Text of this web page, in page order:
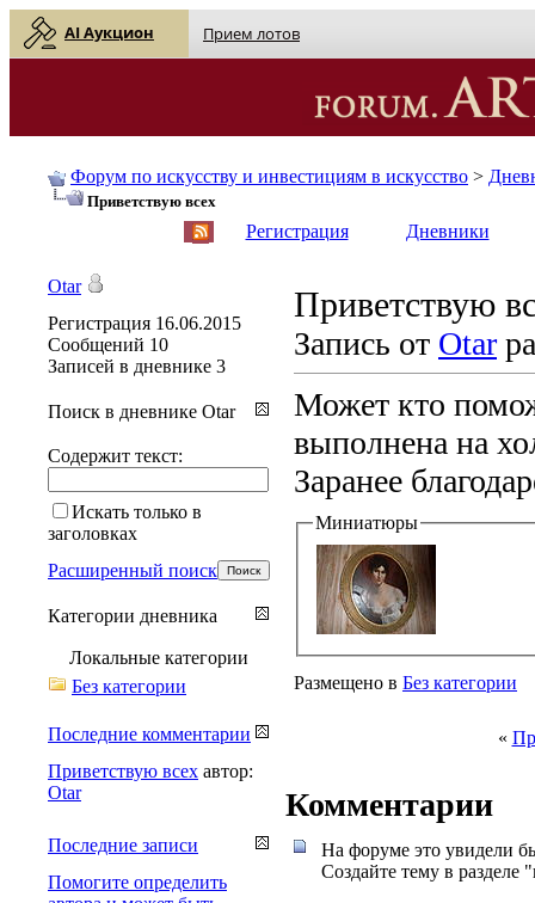
AI Аукцион Прием лотов
Форум по искусству и инвестициям в искусство >
Приветствую всех
Регистрация Дневники
Приветствую
Запись от Otar
Может кто
выполнена на
Заранее
Миниатюры
Размещено в Без категории
«
Комментарии
На форуме это увидели
Создайте тему в разделе
Otar
Регистрация 16.06.2015
Сообщений 10
Записей в дневнике 3
Поиск в дневнике Otar
Содержит текст:
Искать только в
заголовках
Расширенный поиск
Категории дневника
Локальные категории
Без категории
Последние комментарии
Приветствую всех автор:
Otar
Последние записи
Помогите определить